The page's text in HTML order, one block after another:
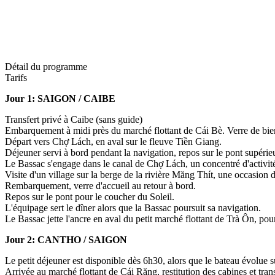
Détail du programme
Tarifs
Jour 1: SAIGON / CAIBE
Transfert privé à Caibe (sans guide)
Embarquement à midi près du marché flottant de Cái Bè. Verre de
Départ vers Chợ Lách, en aval sur le fleuve Tiền Giang.
Déjeuner servi à bord pendant la navigation, repos sur le pont
Le Bassac s'engage dans le canal de Chợ Lách, un concentré
Visite d'un village sur la berge de la rivière Măng Thít, une occasion
Rembarquement, verre d'accueil au retour à bord.
Repos sur le pont pour le coucher du Soleil.
L'équipage sert le dîner alors que la Bassac poursuit sa navigation.
Le Bassac jette l'ancre en aval du petit marché flottant de Trà Ôn,
Jour 2: CANTHO / SAIGON
Le petit déjeuner est disponible dès 6h30, alors que le bateau évolue
Arrivée au marché flottant de Cái Răng, restitution des cabines et